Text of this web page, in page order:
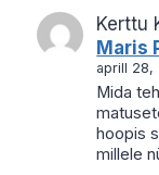
Kerttu
Maris
aprill 28,
Mida
hoopis
millele